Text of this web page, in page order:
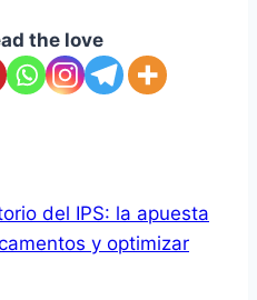
the love